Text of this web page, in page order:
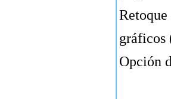
gráficos
Opción